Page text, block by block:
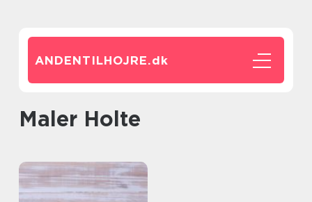
ANDENTILHOJRE.dk
maler Holte